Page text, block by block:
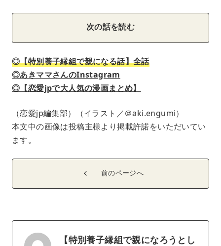
次の話を読む
◎【特別養子縁組で親になる話】全話
◎あきママさんのInstagram
◎【恋愛jpで大人気の漫画まとめ】
（恋愛jp編集部）（イラスト／＠aki.engumi）
本文中の画像は投稿主様より掲載許諾をいただいてい
ます。
前のページへ
【特別養子縁組で親になろうとし